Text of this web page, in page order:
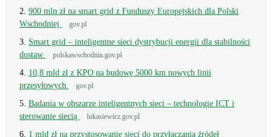
900 mln zł na smart grid z Funduszy Europejskich dla Polski
Wschodniej
gov.pl
Smart grid – inteligentne sieci dystrybucji energii dla stabilności
dostaw
polskawschodnia.gov.pl
10,8 mld zł z KPO na budowę 5000 km nowych linii
przesyłowych
gov.pl
Badania w obszarze inteligentnych sieci – technologie ICT i
sterowanie siecią
lukasiewicz.gov.pl
1 mld zł na przystosowanie sieci do przyłączania źródeł